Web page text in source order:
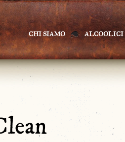
CHI SIAMO ALCOOLICI